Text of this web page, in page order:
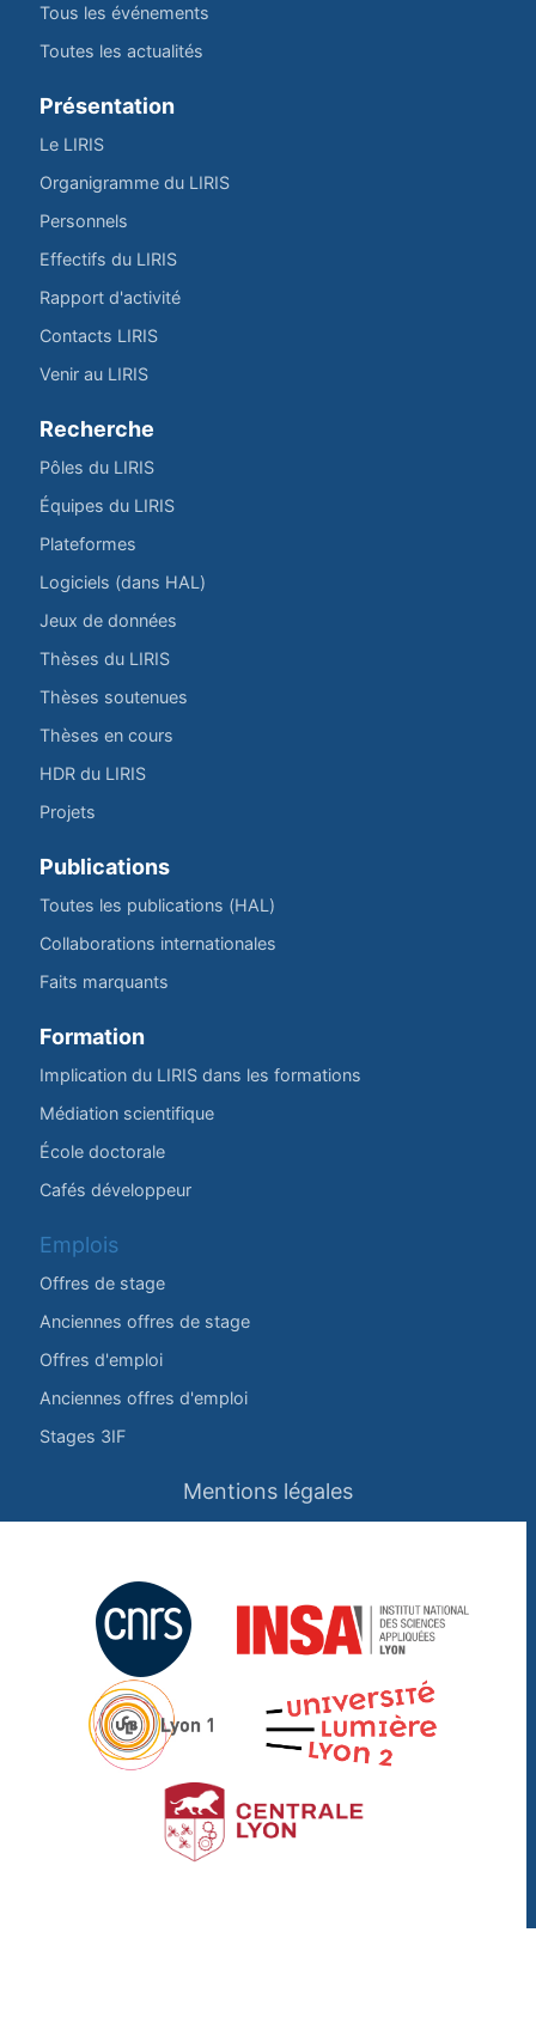
Tous les événements
Toutes les actualités
Présentation
Le LIRIS
Organigramme du LIRIS
Personnels
Effectifs du LIRIS
Rapport d'activité
Contacts LIRIS
Venir au LIRIS
Recherche
Pôles du LIRIS
Équipes du LIRIS
Plateformes
Logiciels (dans HAL)
Jeux de données
Thèses du LIRIS
Thèses soutenues
Thèses en cours
HDR du LIRIS
Projets
Publications
Toutes les publications (HAL)
Collaborations internationales
Faits marquants
Formation
Implication du LIRIS dans les formations
Médiation scientifique
École doctorale
Cafés développeur
Emplois
Offres de stage
Anciennes offres de stage
Offres d'emploi
Anciennes offres d'emploi
Stages 3IF
Mentions légales